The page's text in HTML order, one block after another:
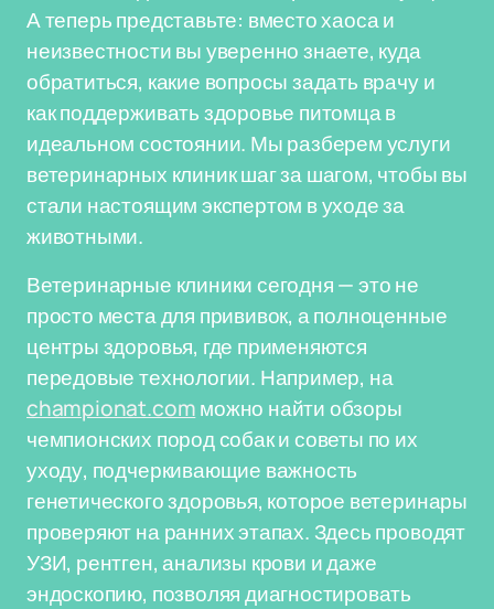
А теперь представьте: вместо хаоса и
неизвестности вы уверенно знаете, куда
обратиться, какие вопросы задать врачу и
как поддерживать здоровье питомца в
идеальном состоянии. Мы разберем услуги
ветеринарных клиник шаг за шагом, чтобы вы
стали настоящим экспертом в уходе за
животными.
Ветеринарные клиники сегодня — это не
просто места для прививок, а полноценные
центры здоровья, где применяются
передовые технологии. Например, на
championat.comможно найти обзоры
чемпионских пород собак и советы по их
уходу, подчеркивающие важность
генетического здоровья, которое ветеринары
проверяют на ранних этапах. Здесь проводят
УЗИ, рентген, анализы крови и даже
эндоскопию, позволяя диагностировать